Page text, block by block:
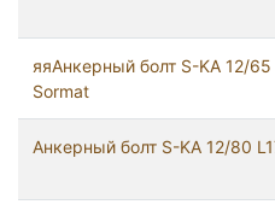
яяАнкерный болт S-KA 12/65
Sormat
Анкерный болт S-KA 12/80